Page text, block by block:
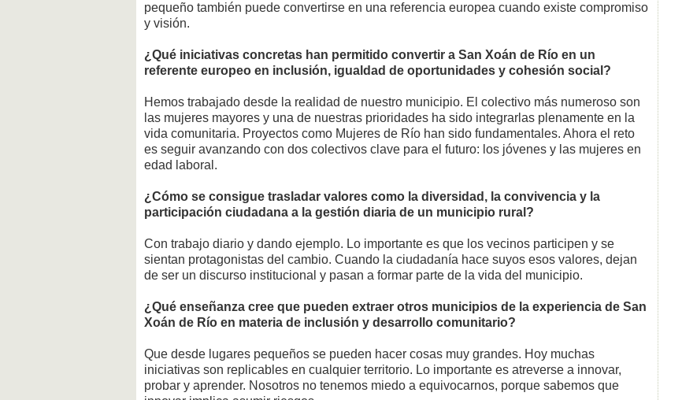
pequeño también puede convertirse en una referencia europea cuando existe compromiso
y visión.
¿Qué iniciativas concretas han permitido convertir a San Xoán de Río en un
referente europeo en inclusión, igualdad de oportunidades y cohesión social?
Hemos trabajado desde la realidad de nuestro municipio. El colectivo más numeroso son
las mujeres mayores y una de nuestras prioridades ha sido integrarlas plenamente en la
vida comunitaria. Proyectos como Mujeres de Río han sido fundamentales. Ahora el reto
es seguir avanzando con dos colectivos clave para el futuro: los jóvenes y las mujeres en
edad laboral.
¿Cómo se consigue trasladar valores como la diversidad, la convivencia y la
participación ciudadana a la gestión diaria de un municipio rural?
Con trabajo diario y dando ejemplo. Lo importante es que los vecinos participen y se
sientan protagonistas del cambio. Cuando la ciudadanía hace suyos esos valores, dejan
de ser un discurso institucional y pasan a formar parte de la vida del municipio.
¿Qué enseñanza cree que pueden extraer otros municipios de la experiencia de San
Xoán de Río en materia de inclusión y desarrollo comunitario?
Que desde lugares pequeños se pueden hacer cosas muy grandes. Hoy muchas
iniciativas son replicables en cualquier territorio. Lo importante es atreverse a innovar,
probar y aprender. Nosotros no tenemos miedo a equivocarnos, porque sabemos que